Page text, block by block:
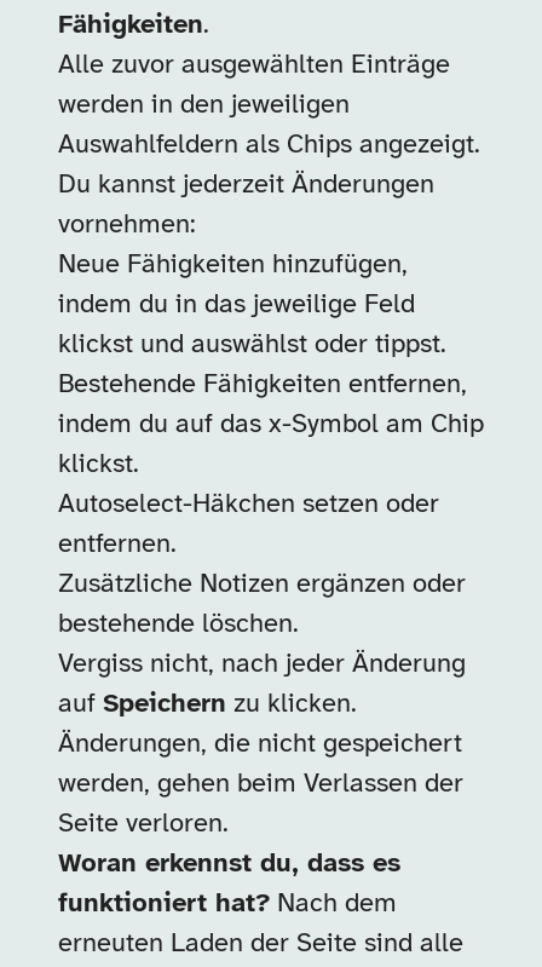
Fähigkeiten.
Alle zuvor ausgewählten Einträge
werden in den jeweiligen
Auswahlfeldern als Chips angezeigt.
Du kannst jederzeit Änderungen
vornehmen:
Neue Fähigkeiten hinzufügen,
indem du in das jeweilige Feld
klickst und auswählst oder tippst.
Bestehende Fähigkeiten entfernen,
indem du auf das x-Symbol am Chip
klickst.
Autoselect-Häkchen setzen oder
entfernen.
Zusätzliche Notizen ergänzen oder
bestehende löschen.
Vergiss nicht, nach jeder Änderung
auf Speichern zu klicken.
Änderungen, die nicht gespeichert
werden, gehen beim Verlassen der
Seite verloren.
Woran erkennst du, dass es
funktioniert hat? Nach dem
erneuten Laden der Seite sind alle